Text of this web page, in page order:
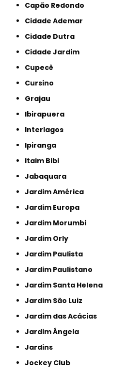
Capão Redondo
Cidade Ademar
Cidade Dutra
Cidade Jardim
Cupecê
Cursino
Grajau
Ibirapuera
Interlagos
Ipiranga
Itaim Bibi
Jabaquara
Jardim América
Jardim Europa
Jardim Morumbi
Jardim Orly
Jardim Paulista
Jardim Paulistano
Jardim Santa Helena
Jardim São Luiz
Jardim das Acácias
Jardim Ângela
Jardins
Jockey Club